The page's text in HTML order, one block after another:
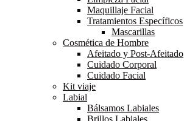
Maquillaje Facial
Tratamientos Específicos
Mascarillas
Cosmética de Hombre
Afeitado y Post-Afeitado
Cuidado Corporal
Cuidado Facial
Kit viaje
Labial
Bálsamos Labiales